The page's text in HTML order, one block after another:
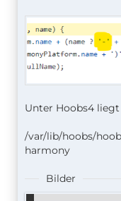
Unter Hoobs4
/var/lib/hoobs/
harmony
Bilder